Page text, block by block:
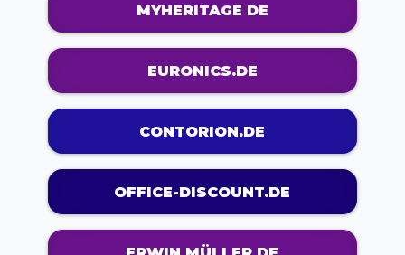
MYHERITAGE DE
EURONICS.DE
CONTORION.DE
OFFICE-DISCOUNT.DE